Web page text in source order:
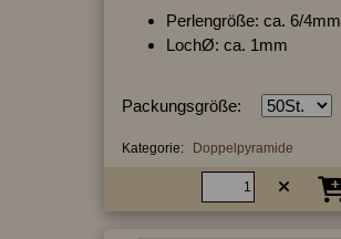
Perlengröße: ca. 6/4mm
LochØ: ca. 1mm
Packungsgröße:
Kategorie: Doppelpyramide